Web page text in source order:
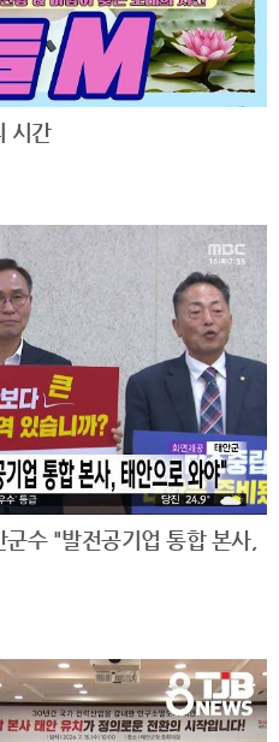
시간
수 "발전공기업 통합 본사,